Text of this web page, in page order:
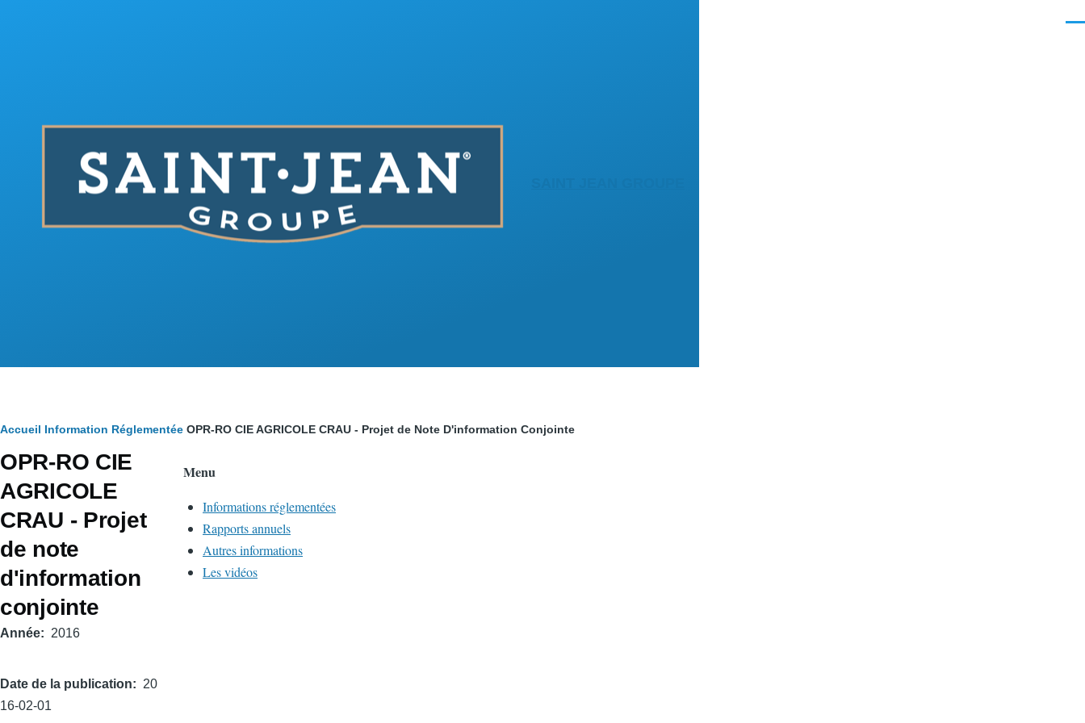
Fil
d'Ariane
Accueil Information Réglementée OPR-RO CIE AGRICOLE CRAU - Projet de Note D'information Conjointe
OPR-RO CIE
AGRICOLE
CRAU - Projet
de note
d'information
conjointe
Année 2016
Date de la publication
20
16-02-01
Menu
Informations réglementées
Rapports annuels
Autres informations
Les vidéos